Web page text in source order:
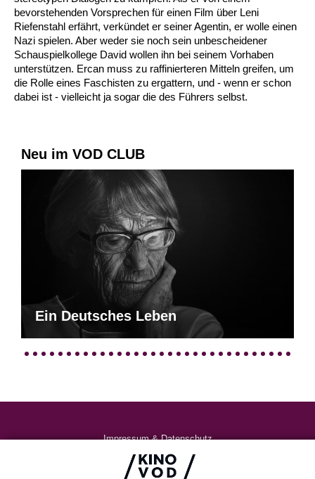
bevorstehenden Vorsprechen für einen Film über Leni
Riefenstahl erfährt, verkündet er seiner Agentin, er wolle einen
Nazi spielen. Aber weder sie noch sein unbescheidener
Schauspielkollege David wollen ihn bei seinem Vorhaben
unterstützen. Ercan muss zu raffinierteren Mitteln greifen, um
die Rolle eines Faschisten zu ergattern, und - wenn er schon
dabei ist - vielleicht ja sogar die des Führers selbst.
Neu im VOD CLUB
Ein Deutsches Leben
Impressum & Datenschutz
AGB
Kontakt